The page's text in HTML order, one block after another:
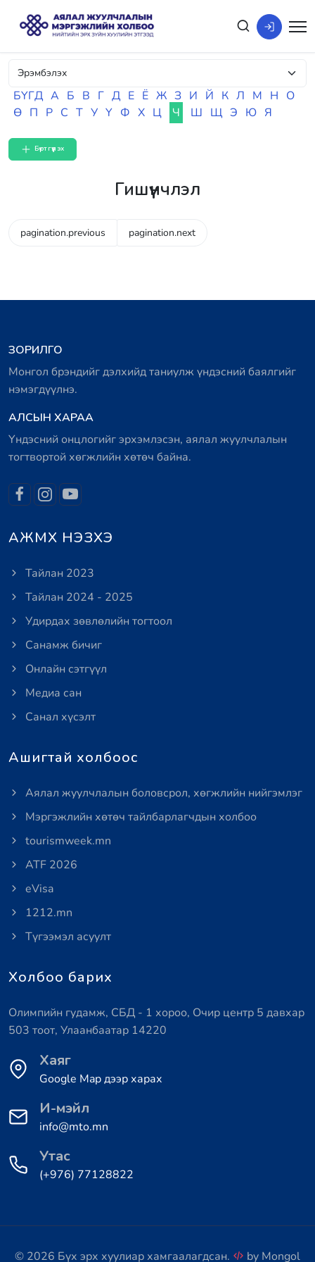
БҮГД А Б В Г Д Е Ё Ж З И Й К Л М Н О
Ө П Р С Т У Ү Ф Х Ц Ч Ш Щ Э Ю Я
Бүртгүүлэх
Гишүүнчлэл
pagination.previous pagination.next
ЗОРИЛГО
Монгол брэндийг дэлхийд таниулж үндэсний баялгийг
нэмэгдүүлнэ.
АЛСЫН ХАРАА
Үндэсний онцлогийг эрхэмлэсэн, аялал жуулчлалын
тогтвортой хөгжлийн хөтөч байна.
АЖМХ НЭЗХЭ
Тайлан 2023
Тайлан 2024 - 2025
Удирдах зөвлөлийн тогтоол
Санамж бичиг
Онлайн сэтгүүл
Медиа сан
Санал хүсэлт
Ашигтай холбоос
Аялал жуулчлалын боловсрол, хөгжлийн нийгэмлэг
Мэргэжлийн хөтөч тайлбарлагчдын холбоо
tourismweek.mn
ATF 2026
eVisa
1212.mn
Түгээмэл асуулт
Холбоо барих
Олимпийн гудамж, СБД - 1 хороо, Очир центр 5 давхар
503 тоот, Улаанбаатар 14220
Хаяг
Google Map дээр харах
И-мэйл
info@mto.mn
Утас
(+976) 77128822
© 2026 Бүх эрх хуулиар хамгаалагдсан. by Mongol